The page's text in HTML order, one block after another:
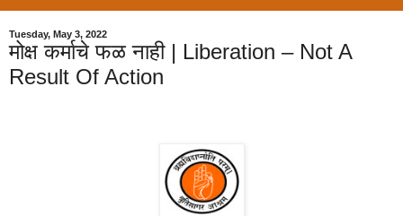
Tuesday, May 3, 2022
मोक्ष कर्माचे फळ नाही | Liberation – Not A
Result Of Action